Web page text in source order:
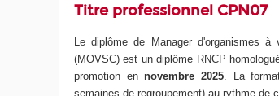
Titre professionnel CPN07
Le diplôme de Manager d'organismes
(MOVSC) est un diplôme RNCP
promotion ennovembre 2025. La
semaines de regroupement) au rythme de